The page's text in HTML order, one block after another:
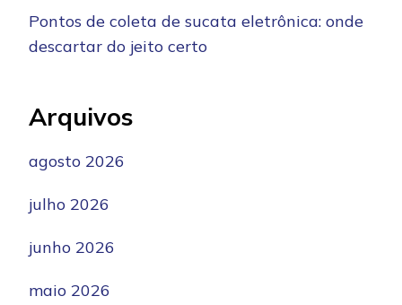
Pontos de coleta de sucata eletrônica: onde
descartar do jeito certo
Arquivos
agosto 2026
julho 2026
junho 2026
maio 2026